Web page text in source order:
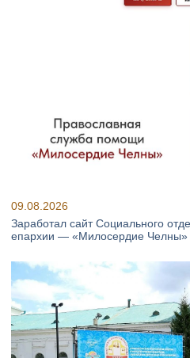
09.08.2026
Заработал сайт Социального
епархии — «Милосердие Челны»